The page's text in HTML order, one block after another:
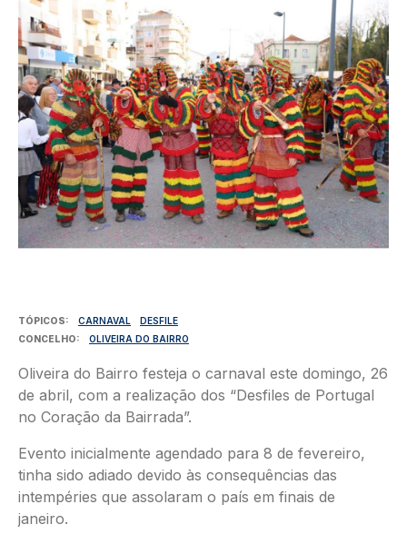
Imagem
TÓPICOS CARNAVAL
DESFILE
CONCELHO
OLIVEIRA DO BAIRRO
Oliveira do Bairro festeja o carnaval este domingo, 26
de abril, com a realização dos “Desfiles de Portugal
no Coração da Bairrada”.
Evento inicialmente agendado para 8 de fevereiro,
tinha sido adiado devido às consequências das
intempéries que assolaram o país em finais de
janeiro.